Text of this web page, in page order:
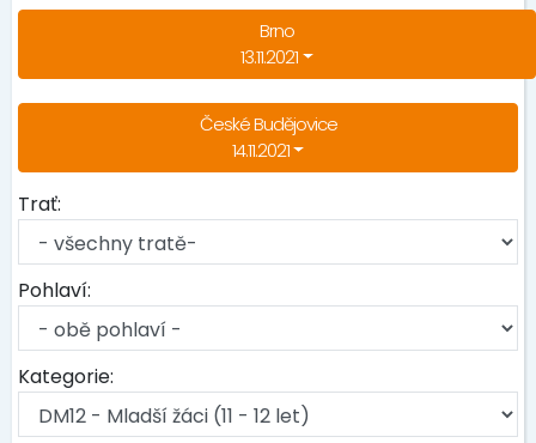
Brno
13.11.2021
České Budějovice
14.11.2021
Trať:
Pohlaví:
Kategorie: